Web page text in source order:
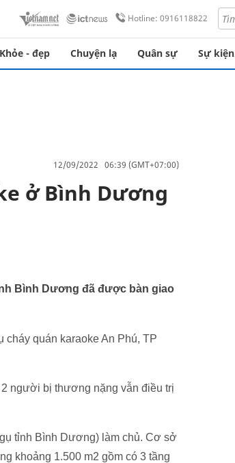
Hotline: 0916118822
Khỏe - đẹp Chuyện lạ Quân sự Sự kiện
12/09/2022 06:39 (GMT+07:00)
ở Bình Dương
Bình Dương đã được bàn giao
cháy quán karaoke An Phú, TP
người bị thương nặng vẫn điều trị
tỉnh Bình Dương) làm chủ. Cơ sở
khoảng 1.500 m2 gồm có 3 tầng